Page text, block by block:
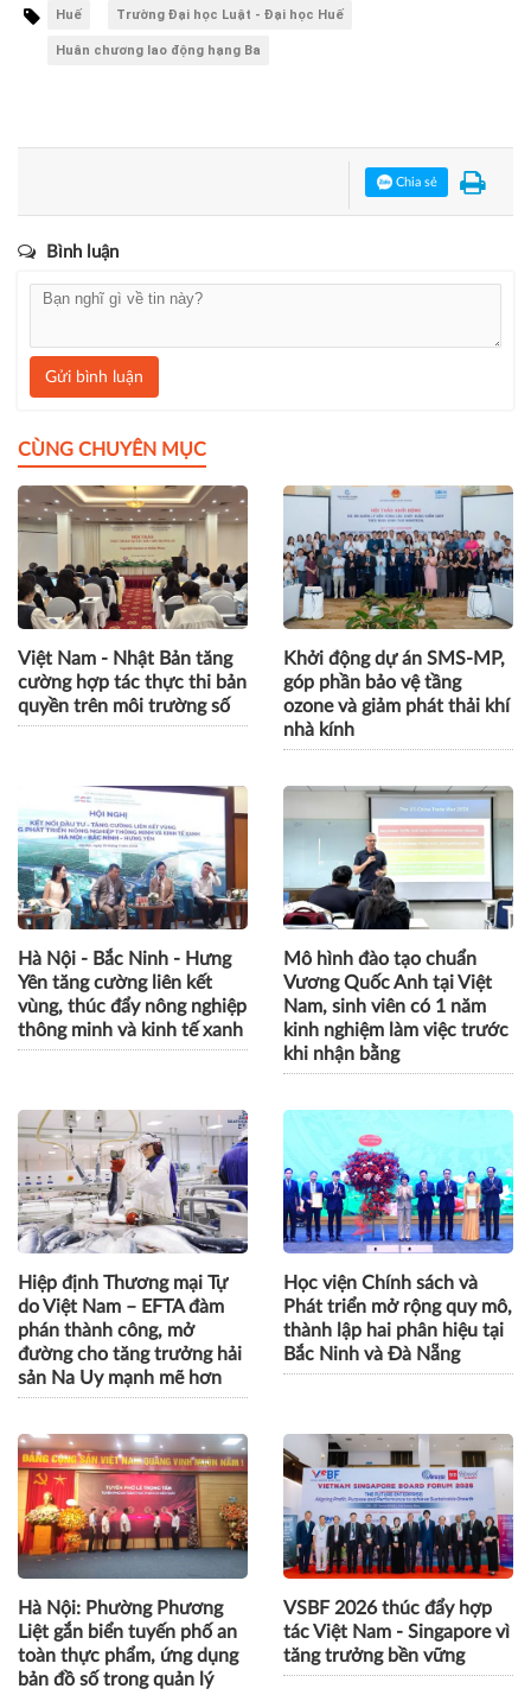
Huế Trường Đại học Luật - Đại học Huế
Huân chương lao động hạng Ba
Chia sẻ
Bình luận
Gửi bình luận
CÙNG CHUYÊN MỤC
Việt Nam - Nhật Bản tăng
cường hợp tác thực thi bản
quyền trên môi trường số
Khởi động dự án SMS-MP,
góp phần bảo vệ tầng
ozone và giảm phát thải khí
nhà kính
Hà Nội - Bắc Ninh - Hưng
Yên tăng cường liên kết
vùng, thúc đẩy nông nghiệp
thông minh và kinh tế xanh
Mô hình đào tạo chuẩn
Vương Quốc Anh tại Việt
Nam, sinh viên có 1 năm
kinh nghiệm làm việc trước
khi nhận bằng
Hiệp định Thương mại Tự
do Việt Nam – EFTA đàm
phán thành công, mở
đường cho tăng trưởng hải
sản Na Uy mạnh mẽ hơn
Học viện Chính sách và
Phát triển mở rộng quy mô,
thành lập hai phân hiệu tại
Bắc Ninh và Đà Nẵng
Hà Nội: Phường Phương
Liệt gắn biển tuyến phố an
toàn thực phẩm, ứng dụng
bản đồ số trong quản lý
VSBF 2026 thúc đẩy hợp
tác Việt Nam - Singapore vì
tăng trưởng bền vững